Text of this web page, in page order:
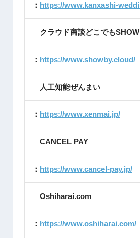
： https://www.kanxashi-
クラウド商談どこでも
： https://www.showby.cloud/
人工知能ぜんまい
： https://www.xenmai.jp/
CANCEL PAY
： https://www.cancel-pay.jp/
Oshiharai.com
： https://www.oshiharai.com/